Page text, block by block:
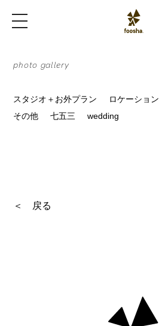
photo gallery
スタジオ＋お外プラン ロケーション
その他
七五三 wedding
＜ 戻る